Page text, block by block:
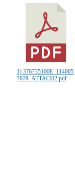
1) 376735100E_114005
7078_ATTACH2.pdf